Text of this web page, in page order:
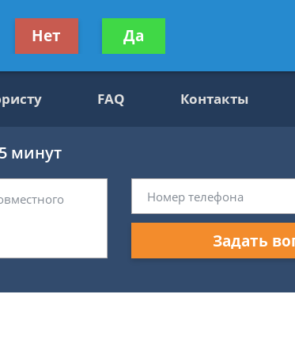
Получите консультацию
бесплатно
FAQ Контакты
минут
Задать
Нет Да